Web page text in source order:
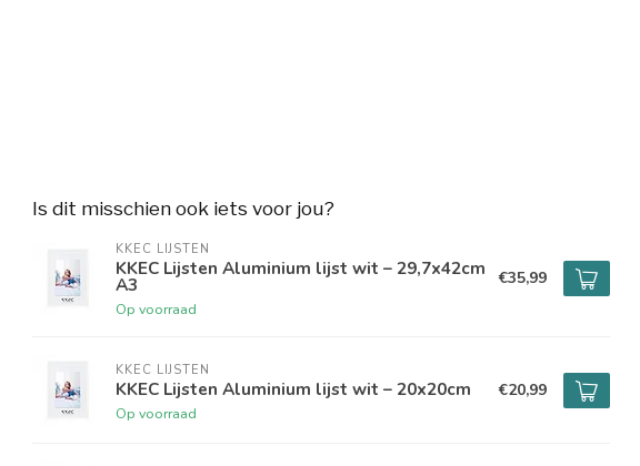
Is dit misschien ook iets voor jou?
KKEC LIJSTEN
KKEC Lijsten Aluminium lijst wit – 29,7x42cm
A3
Op voorraad
€35,99
KKEC LIJSTEN
KKEC Lijsten Aluminium lijst wit – 20x20cm
Op voorraad
€20,99